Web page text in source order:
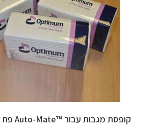
קופסת מגבות עבור ™Auto-Mate פח לתחנות דלק